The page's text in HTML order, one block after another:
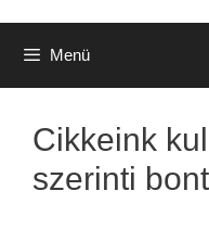
Menü
Cikkeink
szerinti